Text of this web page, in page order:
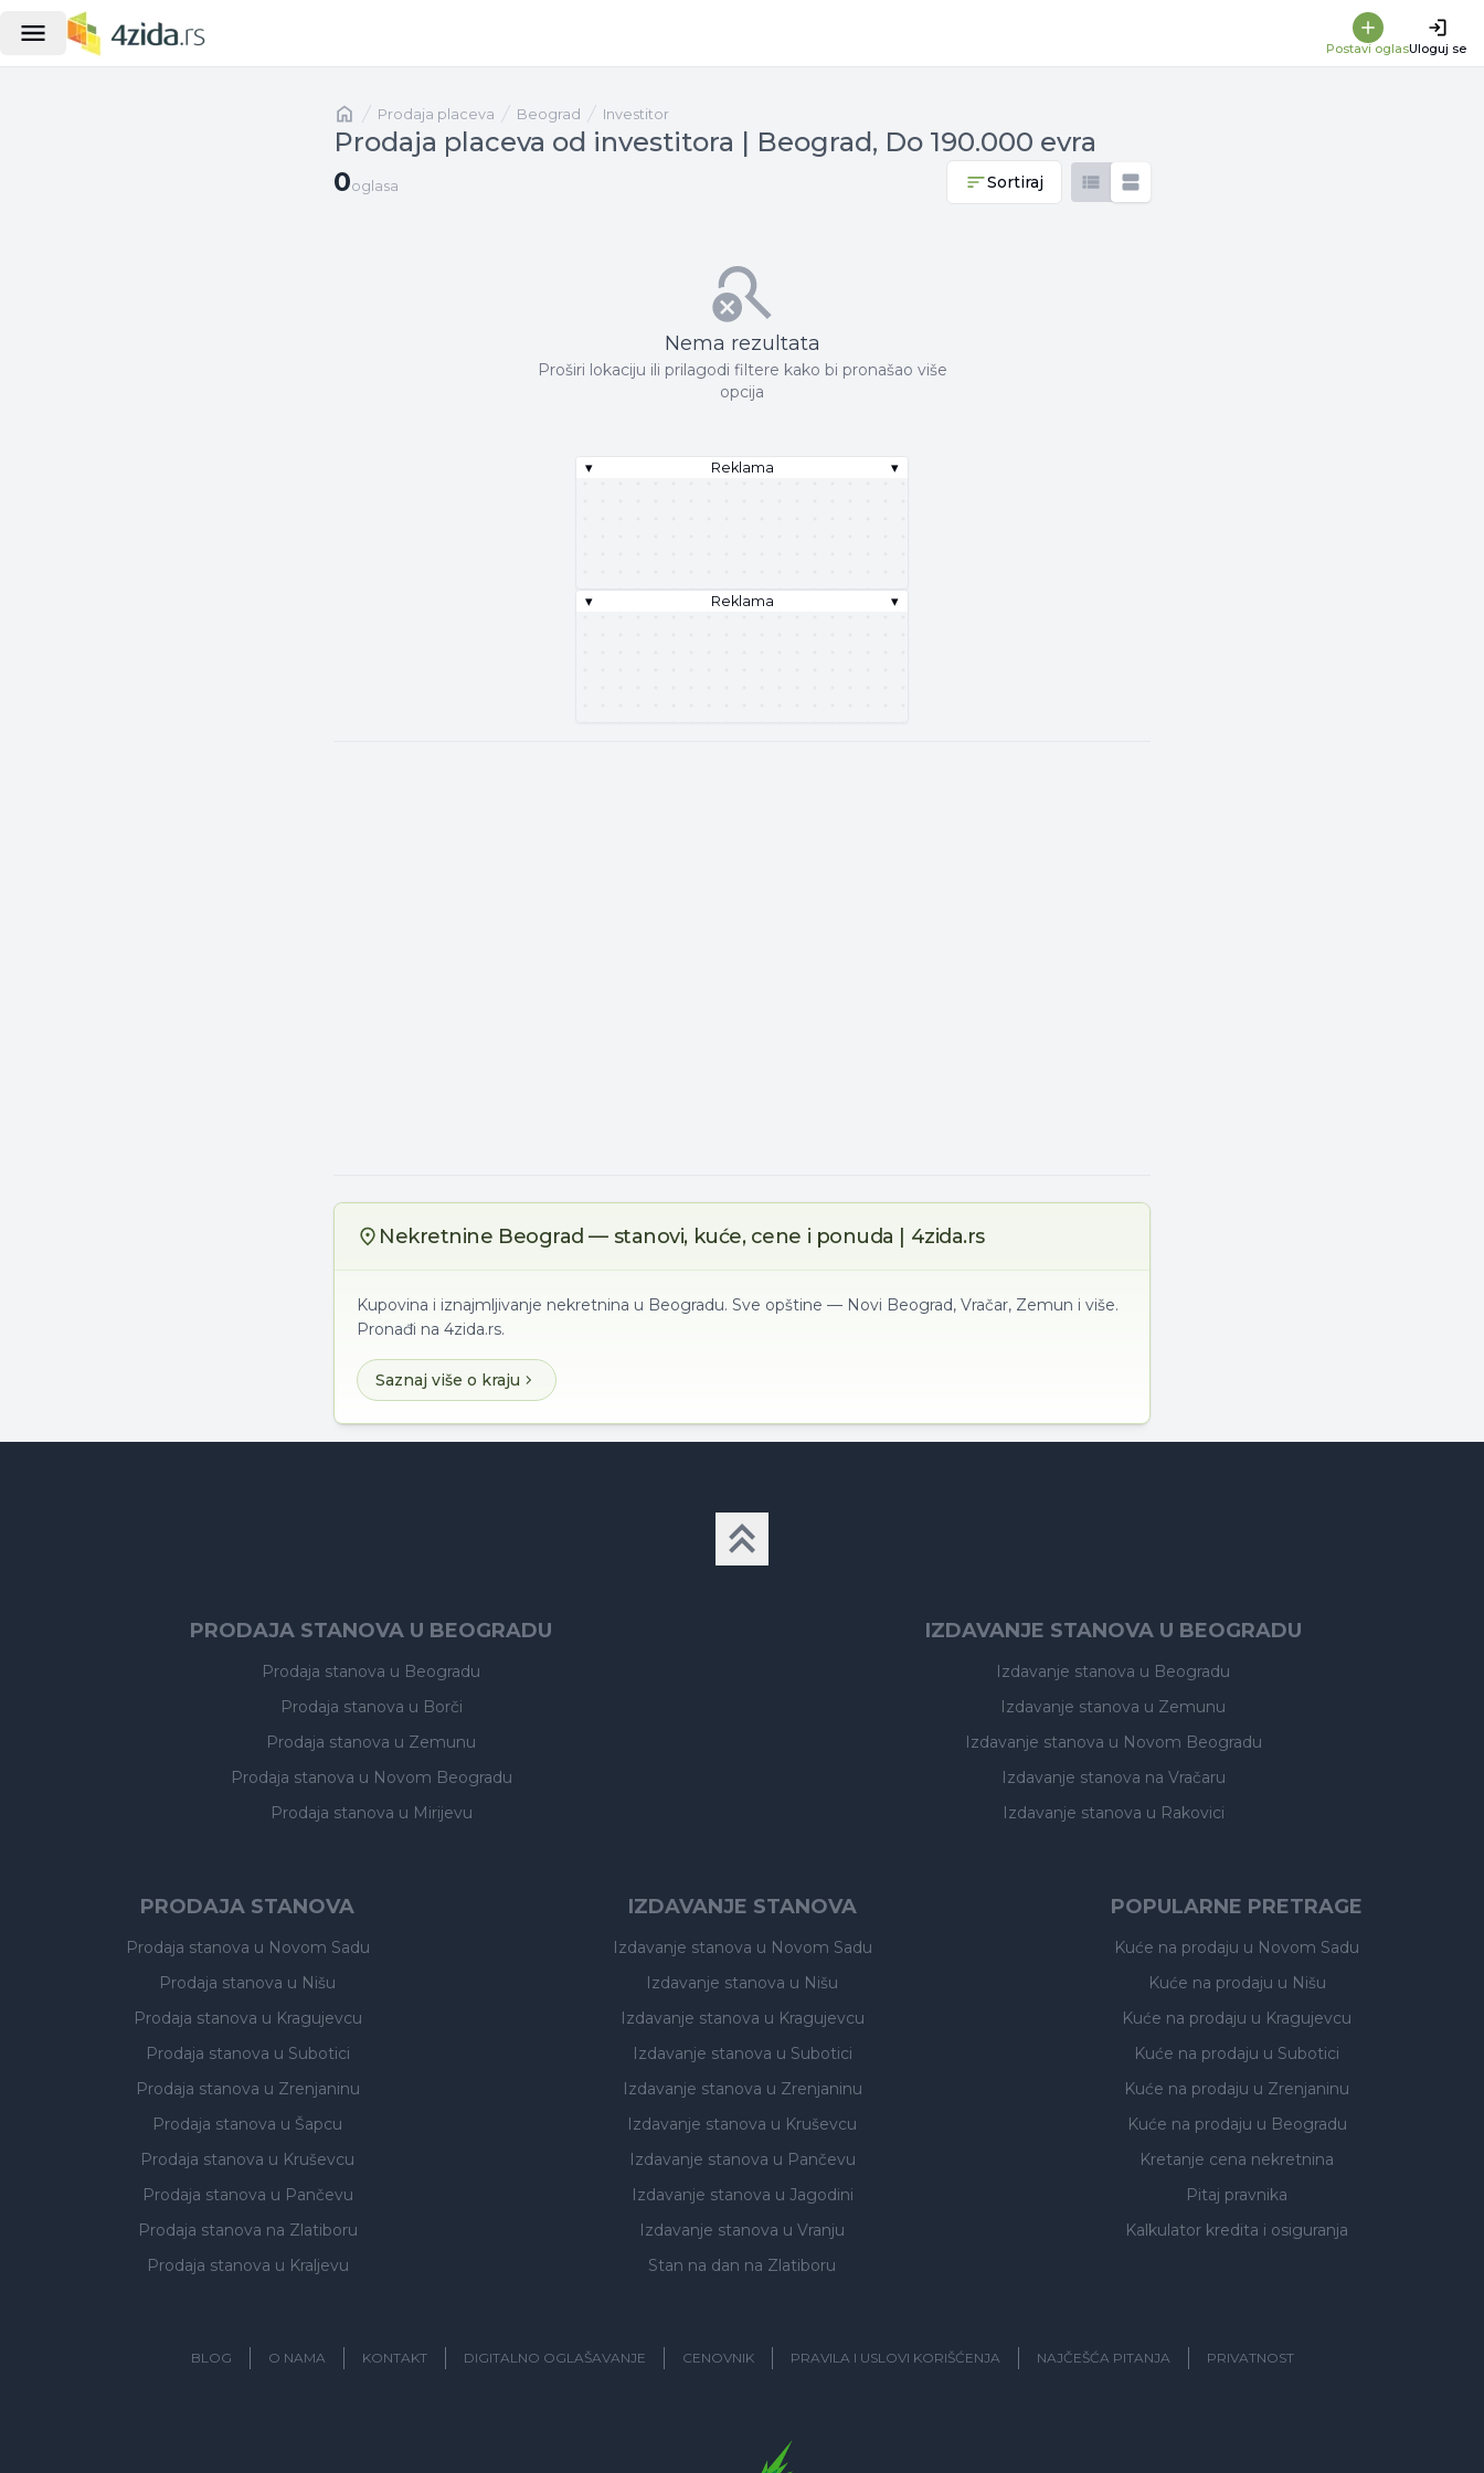
Postavi oglasUloguj se
Naslovnaprodaja placeva Beograd investitor
Prodaja placeva od investitora | Beograd, Do 190.000 evra
0 oglasa
0oglasa Sortiraj
Nema rezultata
Proširi lokaciju ili prilagodi filtere kako bi pronašao više
opcija
▾ Reklama ▾
▾ Reklama ▾
Nekretnine Beograd — stanovi, kuće, cene i ponuda | 4zida.rs
Kupovina i iznajmljivanje nekretnina u Beogradu. Sve opštine — Novi Beograd, Vračar, Zemun i više.
Pronađi na 4zida.rs.
Saznaj više o kraju
PRODAJA STANOVA U BEOGRADU
Prodaja stanova u Beogradu
Prodaja stanova u Borči
Prodaja stanova u Zemunu
Prodaja stanova u Novom Beogradu
Prodaja stanova u Mirijevu
IZDAVANJE STANOVA U BEOGRADU
Izdavanje stanova u Beogradu
Izdavanje stanova u Zemunu
Izdavanje stanova u Novom Beogradu
Izdavanje stanova na Vračaru
Izdavanje stanova u Rakovici
PRODAJA STANOVA
Prodaja stanova u Novom Sadu
Prodaja stanova u Nišu
Prodaja stanova u Kragujevcu
Prodaja stanova u Subotici
Prodaja stanova u Zrenjaninu
Prodaja stanova u Šapcu
Prodaja stanova u Kruševcu
Prodaja stanova u Pančevu
Prodaja stanova na Zlatiboru
Prodaja stanova u Kraljevu
IZDAVANJE STANOVA
Izdavanje stanova u Novom Sadu
Izdavanje stanova u Nišu
Izdavanje stanova u Kragujevcu
Izdavanje stanova u Subotici
Izdavanje stanova u Zrenjaninu
Izdavanje stanova u Kruševcu
Izdavanje stanova u Pančevu
Izdavanje stanova u Jagodini
Izdavanje stanova u Vranju
Stan na dan na Zlatiboru
POPULARNE PRETRAGE
Kuće na prodaju u Novom Sadu
Kuće na prodaju u Nišu
Kuće na prodaju u Kragujevcu
Kuće na prodaju u Subotici
Kuće na prodaju u Zrenjaninu
Kuće na prodaju u Beogradu
Kretanje cena nekretnina
Pitaj pravnika
Kalkulator kredita i osiguranja
BLOG O NAMA KONTAKT DIGITALNO OGLAŠAVANJE CENOVNIK PRAVILA I USLOVI KORIŠĆENJA NAJČEŠĆA PITANJA PRIVATNOST